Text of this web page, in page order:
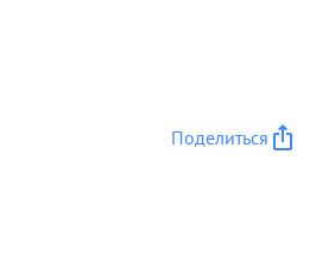
Поделиться